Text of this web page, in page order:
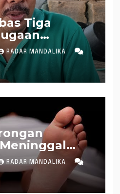
Tiga
“Siluman”
Hakim
Bakal
Tipikor
RADAR MANDALIKA
Ikan di
RADAR MANDALIKA